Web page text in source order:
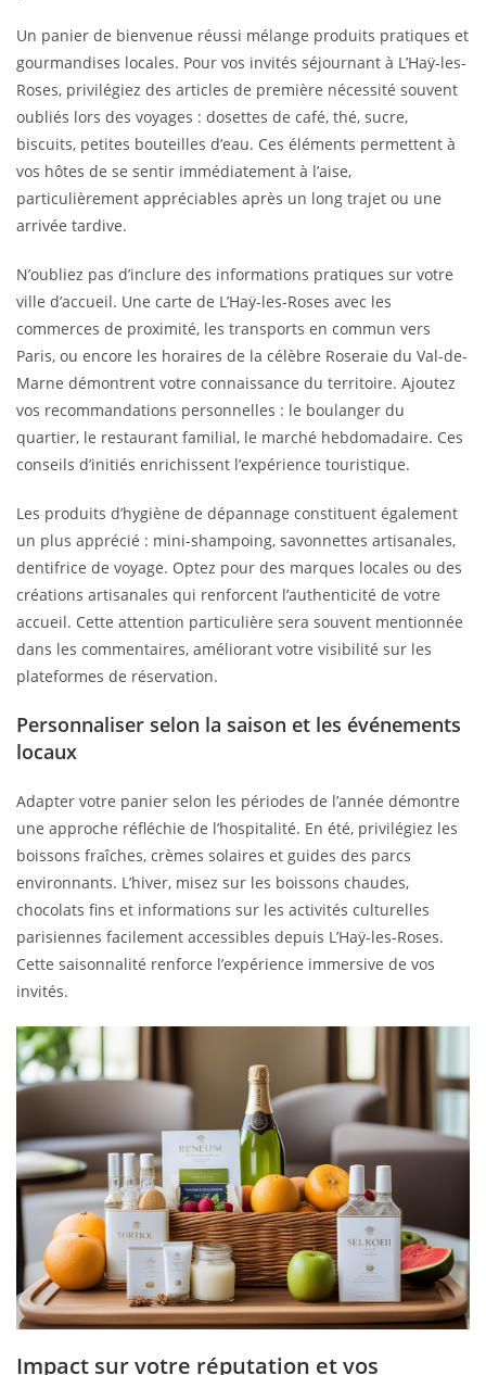
Un panier de bienvenue réussi mélange produits pratiques et
gourmandises locales. Pour vos invités séjournant à L’Haÿ-les-
Roses, privilégiez des articles de première nécessité souvent
oubliés lors des voyages : dosettes de café, thé, sucre,
biscuits, petites bouteilles d’eau. Ces éléments permettent à
vos hôtes de se sentir immédiatement à l’aise,
particulièrement appréciables après un long trajet ou une
arrivée tardive.
N’oubliez pas d’inclure des informations pratiques sur votre
ville d’accueil. Une carte de L’Haÿ-les-Roses avec les
commerces de proximité, les transports en commun vers
Paris, ou encore les horaires de la célèbre Roseraie du Val-de-
Marne démontrent votre connaissance du territoire. Ajoutez
vos recommandations personnelles : le boulanger du
quartier, le restaurant familial, le marché hebdomadaire. Ces
conseils d’initiés enrichissent l’expérience touristique.
Les produits d’hygiène de dépannage constituent également
un plus apprécié : mini-shampoing, savonnettes artisanales,
dentifrice de voyage. Optez pour des marques locales ou des
créations artisanales qui renforcent l’authenticité de votre
accueil. Cette attention particulière sera souvent mentionnée
dans les commentaires, améliorant votre visibilité sur les
plateformes de réservation.
Personnaliser selon la saison et les événements
locaux
Adapter votre panier selon les périodes de l’année démontre
une approche réfléchie de l’hospitalité. En été, privilégiez les
boissons fraîches, crèmes solaires et guides des parcs
environnants. L’hiver, misez sur les boissons chaudes,
chocolats fins et informations sur les activités culturelles
parisiennes facilement accessibles depuis L’Haÿ-les-Roses.
Cette saisonnalité renforce l’expérience immersive de vos
invités.
Impact sur votre réputation et vos